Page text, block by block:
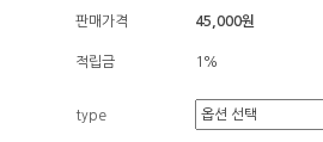
판매가격 45,000원
적립금 1%
type